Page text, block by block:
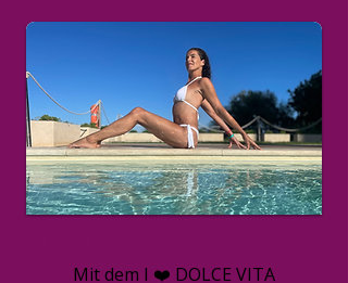
Mit dem I ❤️ DOLCE VITA